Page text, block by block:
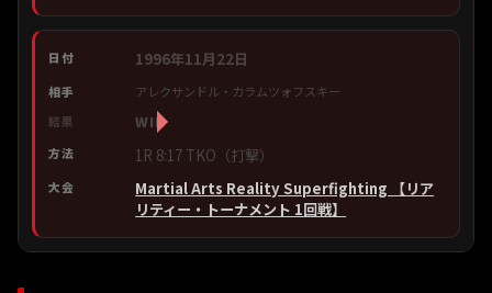
1996年11月22日
アレクサンドル・カラムツォフスキー
WIN
1R 8:17 TKO（打撃）
Martial Arts Reality Superfighting 【リア
リティー・トーナメント 1回戦】